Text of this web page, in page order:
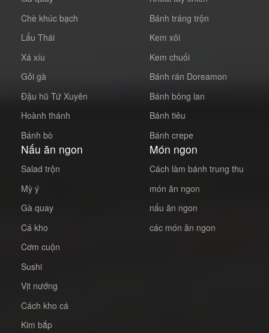
Chè khúc bạch
Lẩu Thái
Xá xíu
Gỏi gà
Đậu hũ Tứ Xuyên
Hoành thánh
Bánh bò
Bánh tráng trộn
Kem xôi
Kem chuối
Bánh rán Doreamon
Bánh bông lan
Bánh tiêu
Bánh crepe
Nấu ăn ngon
Salad trộn
Mỳ ý
Gà quay
Cá kho
Cơm cuộn
Sushi
Vịt nướng
Cách kho cá
Kim bắp
Món ngon
Cách làm bánh trung thu
món ăn ngon
nấu ăn ngon
các món ăn ngon